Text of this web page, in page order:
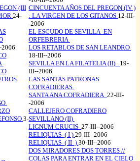
(III
24-
3-
CINCUENTA AÑOS DEL PREGON (IV )
: LA VIRGEN DE LOS GITANOS 12-III-
-2006
EL ESCUDO DE SEVILLA EN
ORFEBRERIA
LOS RETABLOS DE SAN LEANDRO
18-III--2006
SEVILLA EN LA FILATELIA (II) 19-
III--2006
LAS SANTAS PATRONAS
COFRADIERAS
SANTA ANA COFRADIERA 22-III-
-2006
CALLEJERO COFRADIERO
SEVILLANO (II)
LIGNUM CRUCIS 27-III--2006
RELIQUIAS ( I ) 29-III--2006
RELIQUIAS ( II ) 30-III--2006
DOS MIRADORES DOS TORRES //
COLAS PARA ENTRAR EN EL CIELO